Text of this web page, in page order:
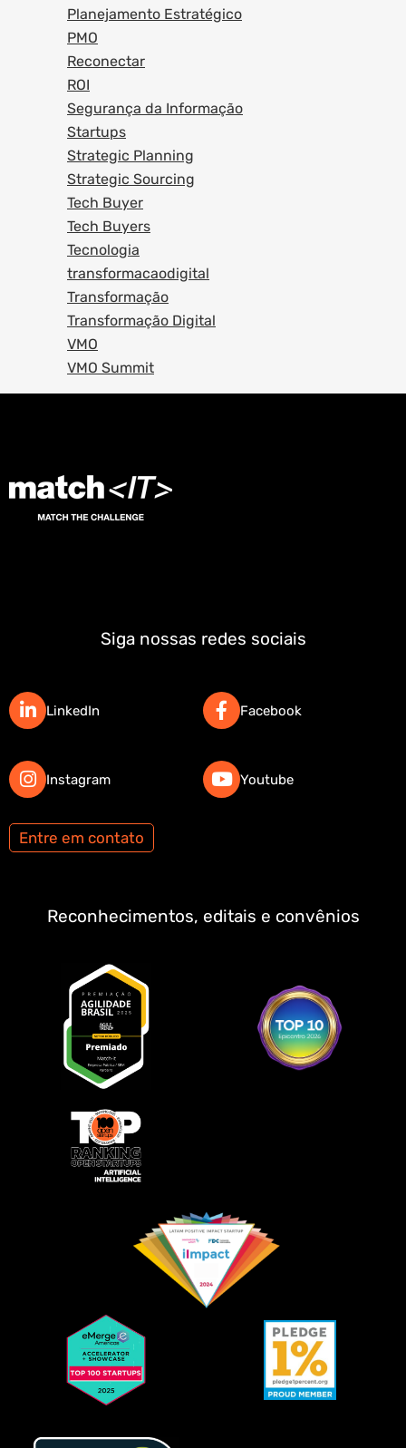
Planejamento Estratégico
PMO
Reconectar
ROI
Segurança da Informação
Startups
Strategic Planning
Strategic Sourcing
Tech Buyer
Tech Buyers
Tecnologia
transformacaodigital
Transformação
Transformação Digital
VMO
VMO Summit
Siga nossas redes sociais
LinkedIn
Instagram
Facebook
Youtube
Entre em contato
Reconhecimentos, editais e convênios